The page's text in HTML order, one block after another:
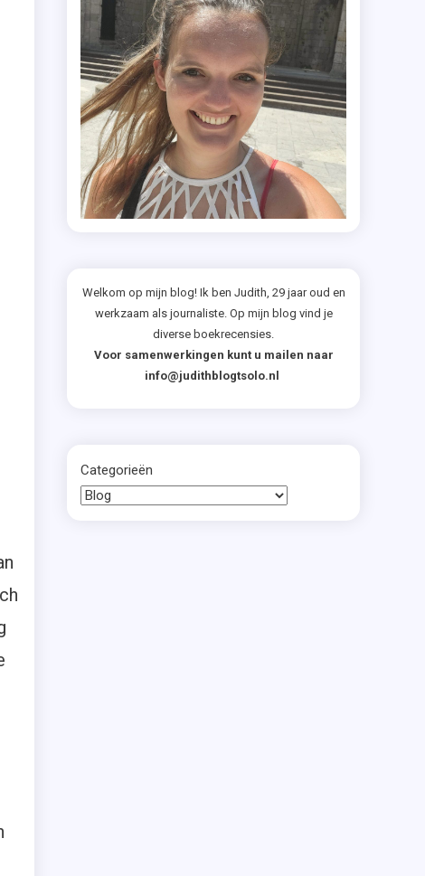
Welkom op mijn blog! Ik ben Judith, 29 jaar oud en
werkzaam als journaliste. Op mijn blog vind je
diverse boekrecensies.
Voor samenwerkingen kunt u mailen naar
info@judithblogtsolo.nl
Categorieën